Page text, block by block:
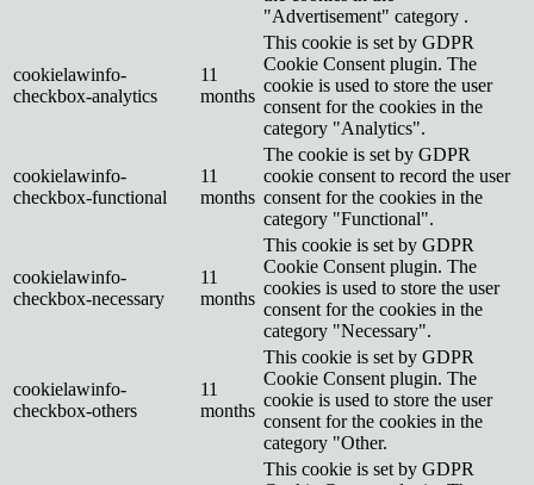
"Advertisement" category .
cookielawinfo-
checkbox-analytics
11
months
This cookie is set by GDPR
Cookie Consent plugin. The
cookie is used to store the user
consent for the cookies in the
category "Analytics".
cookielawinfo-
checkbox-functional
11
months
The cookie is set by GDPR
cookie consent to record the user
consent for the cookies in the
category "Functional".
cookielawinfo-
checkbox-necessary
11
months
This cookie is set by GDPR
Cookie Consent plugin. The
cookies is used to store the user
consent for the cookies in the
category "Necessary".
cookielawinfo-
checkbox-others
11
months
This cookie is set by GDPR
Cookie Consent plugin. The
cookie is used to store the user
consent for the cookies in the
category "Other.
This cookie is set by GDPR